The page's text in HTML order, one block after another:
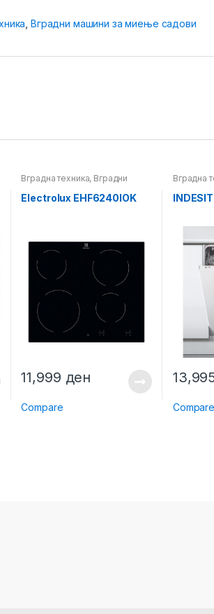
, Вградни машини за миење садови
Вградна техника, Вградни
плотни
Electrolux EHF6240IOK
11,999 ден
Compare
Вградна
машини
Compare